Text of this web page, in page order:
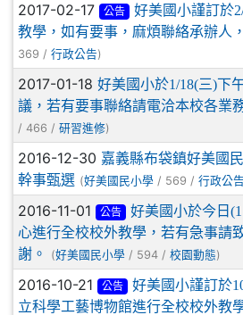
2017-02-17 公告
好美國小謹訂於
教學，如有要事，麻煩聯絡承辦人
369 / 行政公告)
2017-01-18 好美國小於1/18(三)下
議，若有要事聯絡請電洽本校各業
/ 466 / 研習進修)
2016-12-30 嘉義縣布袋鎮好美國
幹事甄選 (好美國民小學 / 569 / 行政公告
2016-11-01 公告
好美國小於今日
心進行全校校外教學，若有急事請
謝。
(好美國民小學 / 594 / 校園動態)
2016-10-21 公告
好美國小謹訂於
立科學工藝博物館進行全校校外教